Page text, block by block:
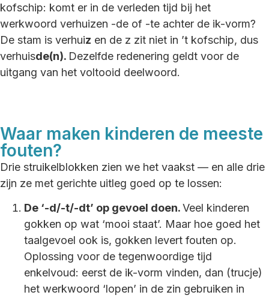
kofschip: komt er in de verleden tijd bij het
werkwoord verhuizen -de of -te achter de ik-vorm?
De stam is verhuiz en de z zit niet in ’t kofschip, dus
verhuisde(n). Dezelfde redenering geldt voor de
uitgang van het voltooid deelwoord.
Waar maken kinderen de meeste
fouten?
Drie struikelblokken zien we het vaakst — en alle drie
zijn ze met gerichte uitleg goed op te lossen:
De ‘-d/-t/-dt’ op gevoel doen.Veel kinderen
gokken op wat ‘mooi staat’. Maar hoe goed het
taalgevoel ook is, gokken levert fouten op.
Oplossing voor de tegenwoordige tijd
enkelvoud: eerst de ik-vorm vinden, dan (trucje)
het werkwoord ‘lopen’ in de zin gebruiken in